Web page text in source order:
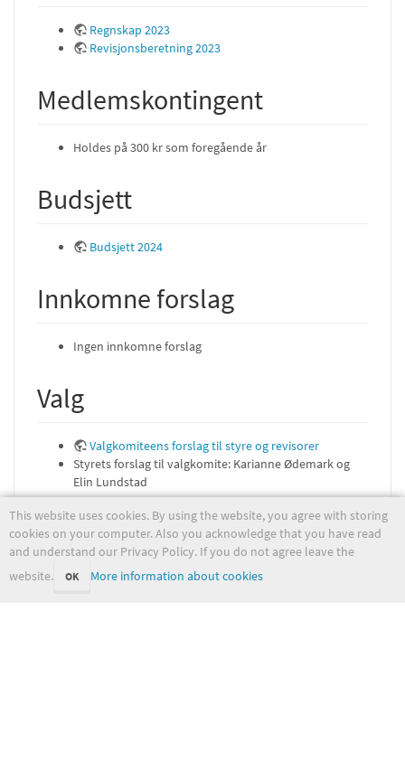
Regnskap 2023
Revisjonsberetning 2023
Medlemskontingent
Holdes på 300 kr som foregående år
Budsjett
Budsjett 2024
Innkomne forslag
Ingen innkomne forslag
Valg
Valgkomiteens forslag til styre og revisorer
Styrets forslag til valgkomite: Karianne Ødemark og
Elin Lundstad
Protokoll årsmøte 2024
Protokoll for årsmøtet 2024
This website uses cookies. By using the website, you agree with storing
cookies on your computer. Also you acknowledge that you have read
and understand our Privacy Policy. If you do not agree leave the
website.
OK More information about cookies